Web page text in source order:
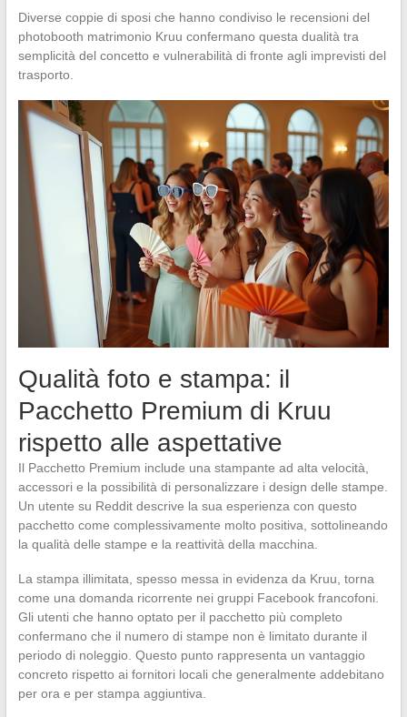
Diverse coppie di sposi che hanno condiviso le recensioni del
photobooth matrimonio Kruu confermano questa dualità tra
semplicità del concetto e vulnerabilità di fronte agli imprevisti del
trasporto.
Qualità foto e stampa: il
Pacchetto Premium di Kruu
rispetto alle aspettative
Il Pacchetto Premium include una stampante ad alta velocità,
accessori e la possibilità di personalizzare i design delle stampe.
Un utente su Reddit descrive la sua esperienza con questo
pacchetto come complessivamente molto positiva, sottolineando
la qualità delle stampe e la reattività della macchina.
La stampa illimitata, spesso messa in evidenza da Kruu, torna
come una domanda ricorrente nei gruppi Facebook francofoni.
Gli utenti che hanno optato per il pacchetto più completo
confermano che il numero di stampe non è limitato durante il
periodo di noleggio. Questo punto rappresenta un vantaggio
concreto rispetto ai fornitori locali che generalmente addebitano
per ora e per stampa aggiuntiva.